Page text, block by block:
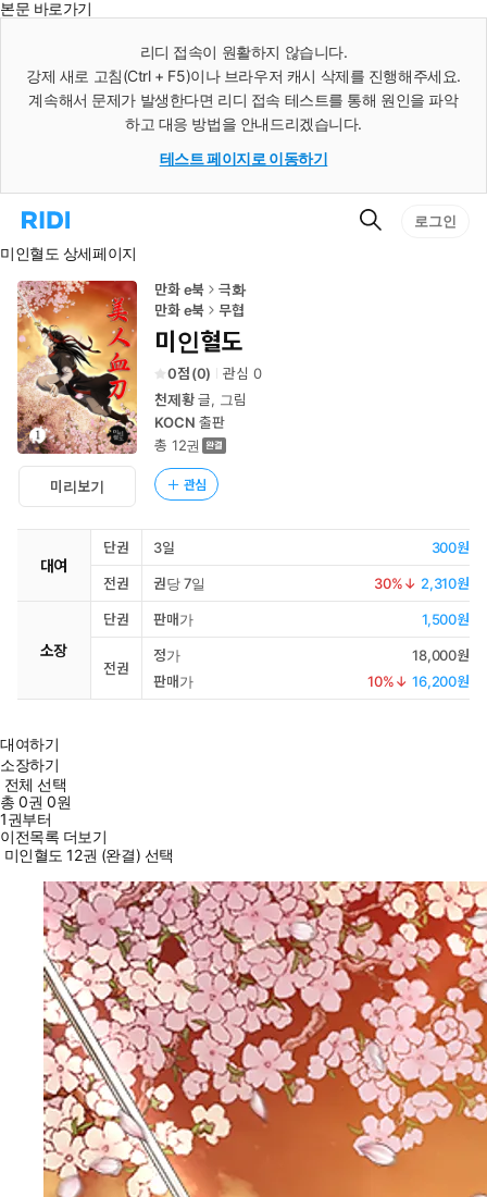
본문 바로가기
리디 접속이 원활하지 않습니다.
강제 새로 고침(Ctrl + F5)이나 브라우저 캐시 삭제를 진행해주세요.
계속해서 문제가 발생한다면 리디 접속 테스트를 통해 원인을 파악
하고 대응 방법을 안내드리겠습니다.
테스트 페이지로 이동하기
리
홈
로
이
동
검
로그인
미인혈도 상세페이지
미리보기
만화 e북
극화
만화 e북
무협
미인혈도
0 (0) 관심 0
천제황글, 그림
KOCN 출판
총 12권
관심
대여
단권 3일 300원
전권 권당 7일 30%↓ 2,310원
소장
단권 판매가 1,500원
전권
정가
18,000원
판매가
10%↓ 16,200원
대여하기
소장하기
전체 선택
총0권 0원
1권부터
이전목록 더보기
미인혈도 12권 (완결) 선택